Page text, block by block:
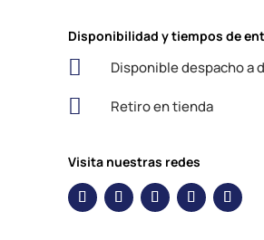
Disponibilidad y tiempos de
 Disponible despacho a
 Retiro en tienda
Visita nuestras redes